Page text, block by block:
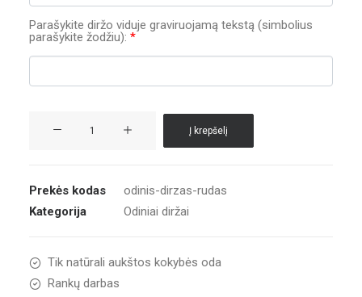
Parašykite diržo viduje graviruojamą tekstą (simbolius
parašykite žodžiu): *
odinis
diržas
Į krepšelį
Prekės kodas
odinis-dirzas-rudas
Kategorija
Odiniai diržai
Tik natūrali aukštos kokybės oda
Rankų darbas